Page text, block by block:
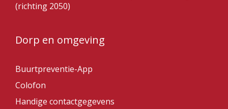
(richting 2050)
Dorp en omgeving
Buurtpreventie-App
Colofon
Handige contactgegevens